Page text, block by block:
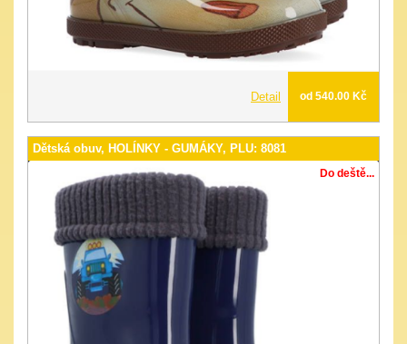
Detail od 540.00 Kč
Dětská obuv, HOLÍNKY - GUMÁKY, PLU: 8081
Do deště...